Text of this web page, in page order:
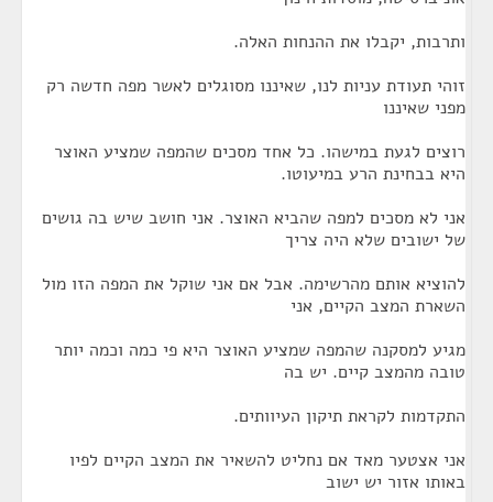
ותרבות, יקבלו את ההנחות האלה.
זוהי תעודת עניות לנו, שאיננו מסוגלים לאשר מפה חדשה רק
מפני שאיננו
רוצים לגעת במישהו. כל אחד מסכים שהמפה שמציע האוצר
היא בבחינת הרע במיעוטו.
אני לא מסכים למפה שהביא האוצר. אני חושב שיש בה גושים
של ישובים שלא היה צריך
להוציא אותם מהרשימה. אבל אם אני שוקל את המפה הזו מול
השארת המצב הקיים, אני
מגיע למסקנה שהמפה שמציע האוצר היא פי כמה וכמה יותר
טובה מהמצב קיים. יש בה
התקדמות לקראת תיקון העיוותים.
אני אצטער מאד אם נחליט להשאיר את המצב הקיים לפיו
באותו אזור יש ישוב